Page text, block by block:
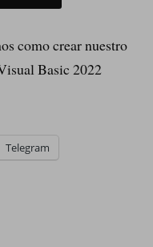
como crear nuestro
Basic 2022
Telegram